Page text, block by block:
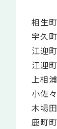
相生町
宇久
江迎
江迎
上相
小佐
木場
鹿町